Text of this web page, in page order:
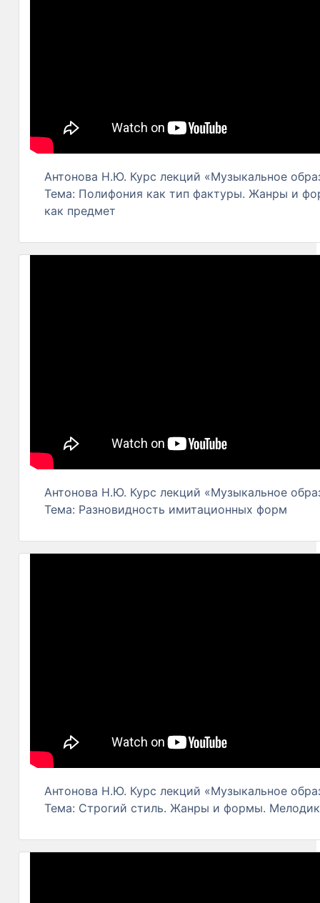
Антонова Н.Ю. Курс лекций «Музыкальное
Тема: Полифония как тип фактуры. Жанры и
как предмет
Антонова Н.Ю. Курс лекций «Музыкальное
Тема: Разновидность имитационных форм
Антонова Н.Ю. Курс лекций «Музыкальное
Тема: Строгий стиль. Жанры и формы.